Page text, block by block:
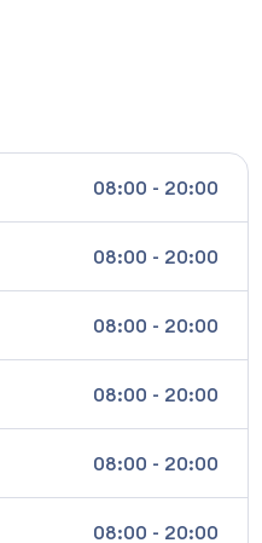
08:00 - 20:00
08:00 - 20:00
08:00 - 20:00
08:00 - 20:00
08:00 - 20:00
08:00 - 20:00